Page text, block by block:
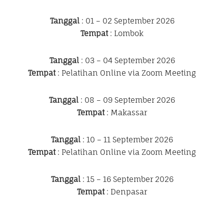
Tanggal: 01 – 02 September 2026
Tempat: Lombok
Tanggal: 03 – 04 September 2026
Tempat: Pelatihan Online via Zoom Meeting
Tanggal : 08 – 09 September 2026
Tempat: Makassar
Tanggal : 10 – 11 September 2026
Tempat: Pelatihan Online via Zoom Meeting
Tanggal: 15 – 16 September 2026
Tempat: Denpasar